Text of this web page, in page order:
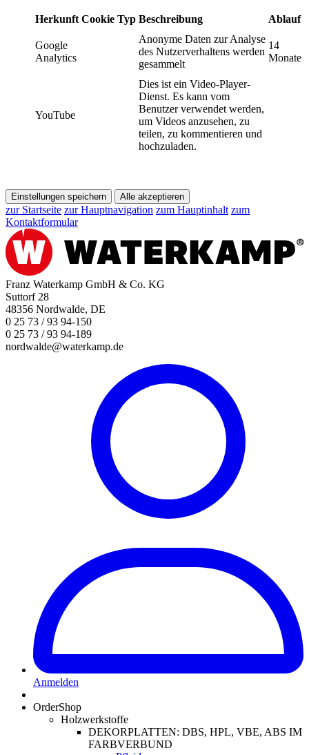
Herkunft Cookie Typ Beschreibung Ablauf
Google
Analytics
Anonyme Daten zur Analyse
des Nutzerverhaltens werden
gesammelt
14
Monate
YouTube
Dies ist ein Video-Player-
Dienst. Es kann vom
Benutzer verwendet werden,
um Videos anzusehen, zu
teilen, zu kommentieren und
hochzuladen.
Einstellungen speichern Alle akzeptieren
zur Startseite zur Hauptnavigation zum Hauptinhalt zum
Kontaktformular
Franz Waterkamp GmbH & Co. KG
Suttorf 28
48356 Nordwalde, DE
0 25 73 / 93 94-150
0 25 73 / 93 94-189
nordwalde@waterkamp.de
Anmelden
OrderShop
Holzwerkstoffe
DEKORPLATTEN: DBS, HPL, VBE, ABS IM
FARBVERBUND